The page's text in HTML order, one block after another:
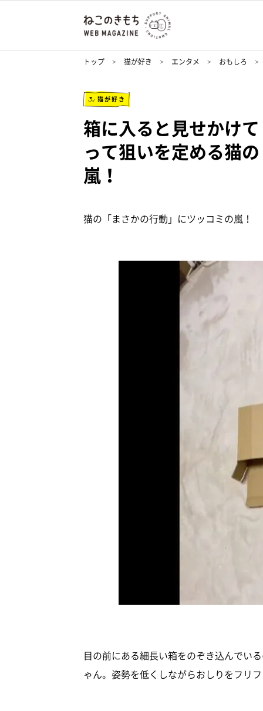
トップ 猫が好き エンタメ おもしろ
猫が好き
箱に入ると見せかけ
って狙いを定める猫
嵐！
猫の「まさかの行動」にツッコミの嵐！
目の前にある細長い箱をのぞき込んでい
ゃん。姿勢を低くしながらおしりをフリ